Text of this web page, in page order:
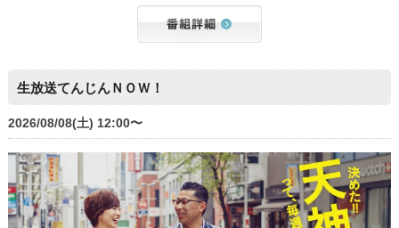
生放送てんじんＮＯＷ！
2026/08/08(土) 12:00〜